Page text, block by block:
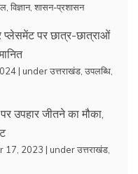
विज्ञान, शासन-प्रशासन
प्लेसमेंट पर छात्र-छात्राओं
| underउत्तराखंड उपलब्धि
उपहार जीतने का मौका,
17, 2023 | underउत्तराखंड